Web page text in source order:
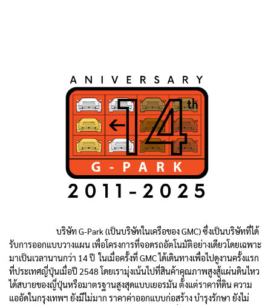
บริษัท G-Park (เป็นบริษัทในเครือของ GMC) ซึ่งเป็นบริษัทที่ได้
รับการออกแบบวางแผน เพื่อโครงการที่จอดรถอัตโนมัติอย่างเดียวโดยเฉพาะ
มาเป็นเวลานานกว่า 14 ปี ในเมื่อครั้งที่ GMC ได้เดินทางเพื่อไปดูงานครั้งแรก
ที่ประเทศญี่ปุ่นเมื่อปี 2548 โดยเรามุ่งเน้นไปที่สินค้าคุณภาพสูงสู้แผ่นดินไหว
ได้สบายของญี่ปุ่นหรือมาตรฐานสูงสุดแบบเยอรมัน ตั้งแต่ราคาที่ดิน ความ
แออัดในกรุงเทพฯ ยังมีไม่มาก ราคาค่าออกแบบก่อสร้าง บำรุงรักษา ยังไม่